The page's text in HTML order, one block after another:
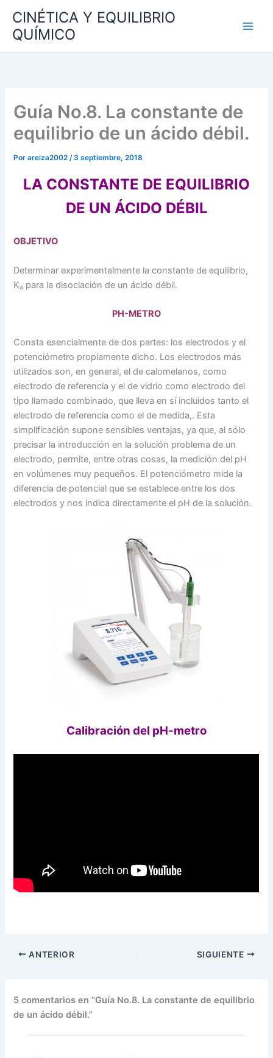
contenido
CINÉTICA Y EQUILIBRIO
QUÍMICO
Guía No.8. La constante de
equilibrio de un ácido débil.
Porareiza2002/3 septiembre, 2018
LA CONSTANTE DE EQUILIBRIO
DE UN ÁCIDO DÉBIL
OBJETIVO
Determinar experimentalmente la constante de equilibrio,
Ka para la disociación de un ácido débil.
PH-METRO
Consta esencialmente de dos partes: los electrodos y el
potenciómetro propiamente dicho. Los electrodos más
utilizados son, en general, el de calomelanos, como
electrodo de referencia y el de vidrio como electrodo del
tipo llamado combinado, que lleva en sí incluidos tanto el
electrodo de referencia como el de medida,. Esta
simplificación supone sensibles ventajas, ya que, al sólo
precisar la introducción en la solución problema de un
electrodo, permite, entre otras cosas, la medición del pH
en volúmenes muy pequeños. El potenciómetro mide la
diferencia de potencial que se establece entre los dos
electrodos y nos indica directamente el pH de la solución.
Calibración del pH-metro
ANTERIOR SIGUIENTE
5 comentarios en “Guía No.8. La constante de equilibrio
de un ácido débil.”